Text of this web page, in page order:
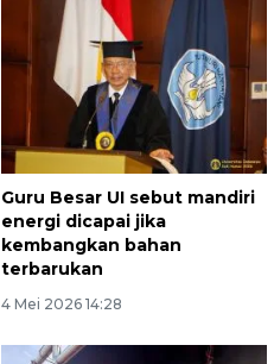
Guru Besar UI sebut mandiri
energi dicapai jika
kembangkan bahan
terbarukan
4 Mei 2026 14:28